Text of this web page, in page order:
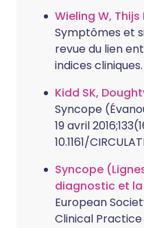
Wieling W, Thijs
Symptômes et
revue du lien
indices
Kidd SK,
Syncope
19 avril
10.1161/
Syncope
diagnostic et
European
Clinical Practice